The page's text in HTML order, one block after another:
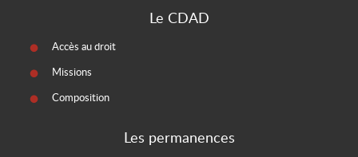
Le CDAD
Accès au droit
Missions
Composition
Les permanences